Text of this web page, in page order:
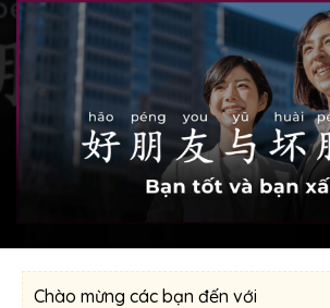
Chào mừng các bạn đến với